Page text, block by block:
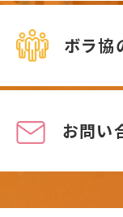
ボラ協
お問い